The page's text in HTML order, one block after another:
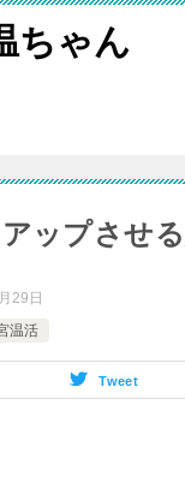
ちゃん
ップさせ
29日
温活
Tweet